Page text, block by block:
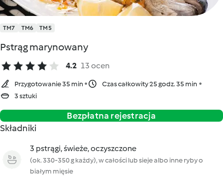
TM7 TM6 TM5
Pstrąg marynowany
4.2 13 ocen
Przygotowanie 35 min
Czas całkowity 25 godz. 35 min
3 sztuki
Bezpłatna rejestracja
Składniki
3 pstrągi, świeże, oczyszczone
(ok. 330-350 g każdy), w całości lub sieje albo inne ryby o
białym mięsie